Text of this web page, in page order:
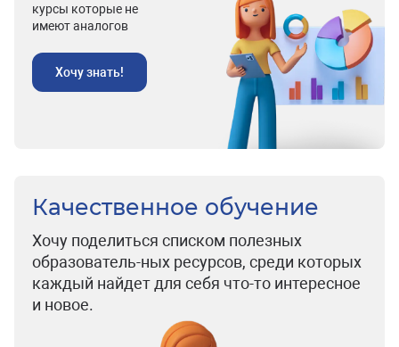
курсы которые не
имеют аналогов
Хочу знать!
Качественное обучение
Хочу поделиться списком полезных
образователь-ных ресурсов, среди которых
каждый найдет для себя что-то интересное
и новое.